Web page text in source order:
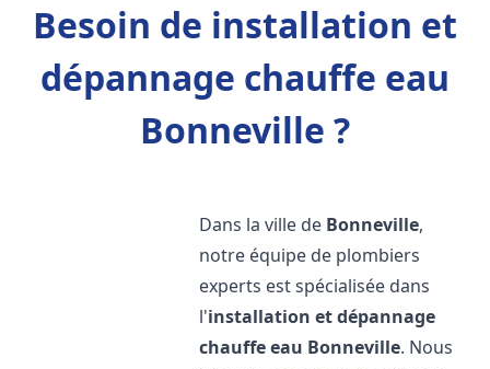
Besoin de installation et
dépannage chauffe eau
Bonneville ?
Dans la ville de Bonneville,
notre équipe de plombiers
experts est spécialisée dans
l'installation et dépannage
chauffe eau Bonneville. Nous